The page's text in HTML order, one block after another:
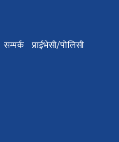
सम्पर्क प्राईभेसी/पोलिसी